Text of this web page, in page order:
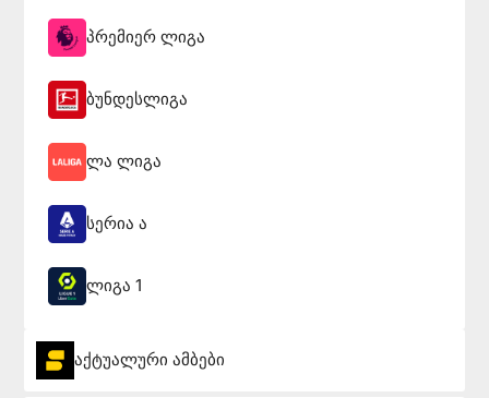
პრემიერ ლიგა
ბუნდესლიგა
ლა ლიგა
სერია ა
ლიგა 1
აქტუალური ამბები